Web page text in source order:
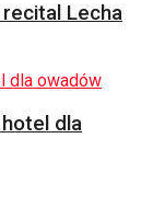
Lecha
dla